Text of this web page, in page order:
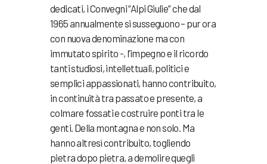
dedicati, i Convegni “Alpi Giulie” che dal
1965 annualmente si susseguono – pur ora
con nuova denominazione ma con
immutato spirito -, l’impegno e il ricordo
tanti studiosi, intellettuali, politici e
semplici appassionati, hanno contribuito,
in continuità tra passato e presente, a
colmare fossati e costruire ponti tra le
genti. Della montagna e non solo. Ma
hanno altresì contribuito, togliendo
pietra dopo pietra, a demolire quegli